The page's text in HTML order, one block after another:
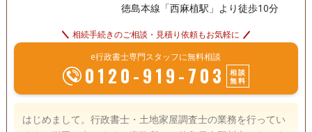
徳島本線「西麻植駅」より徒歩10分
相続手続きのご相談・見積り依頼もお気軽に
e行政書士専門スタッフに無料相談
0120-919-703
相談
無料
はじめまして。行政書士・土地家屋調査士の業務を行ってい